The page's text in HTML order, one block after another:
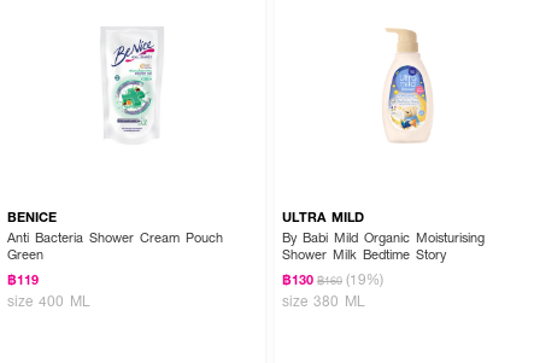
BENICE
Anti Bacteria Shower Cream Pouch
Green
฿119
size 400 ML
ULTRA MILD
By Babi Mild Organic Moisturising
Shower Milk Bedtime Story
฿130 ฿160 (19%)
size 380 ML